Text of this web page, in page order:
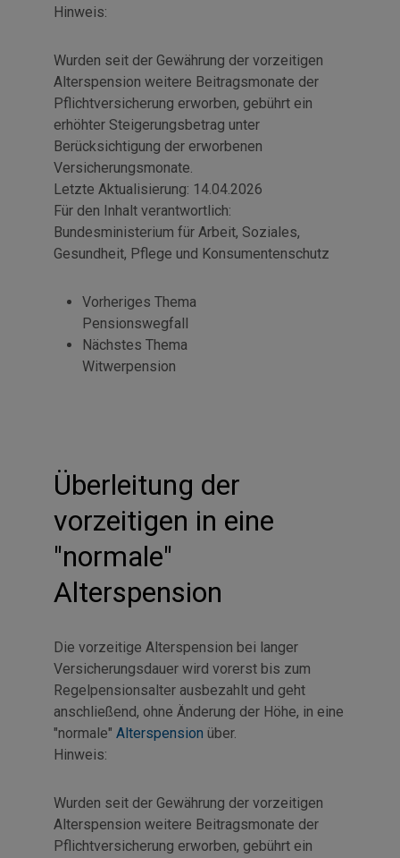
Hinweis:
Wurden seit der Gewährung der vorzeitigen
Alterspension weitere Beitragsmonate der
Pflichtversicherung erworben, gebührt ein
erhöhter Steigerungsbetrag unter
Berücksichtigung der erworbenen
Versicherungsmonate.
Letzte Aktualisierung: 14.04.2026
Für den Inhalt verantwortlich:
Bundesministerium für Arbeit, Soziales,
Gesundheit, Pflege und Konsumentenschutz
Vorheriges Thema
Pensionswegfall
Nächstes Thema
Witwerpension
Überleitung der
vorzeitigen in eine
"normale"
Alterspension
Die vorzeitige Alterspension bei langer
Versicherungsdauer wird vorerst bis zum
Regelpensionsalter ausbezahlt und geht
anschließend, ohne Änderung der Höhe, in eine
"normale" Alterspension über.
Hinweis:
Wurden seit der Gewährung der vorzeitigen
Alterspension weitere Beitragsmonate der
Pflichtversicherung erworben, gebührt ein